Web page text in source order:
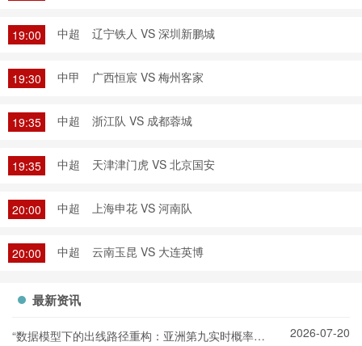
19:00 中超 辽宁铁人 VS 深圳新鹏城
19:30 中甲 广西恒宸 VS 梅州客家
19:35 中超 浙江队 VS 成都蓉城
19:35 中超 天津津门虎 VS 北京国安
20:00 中超 上海申花 VS 河南队
20:00 中超 云南玉昆 VS 大连英博
最新资讯
“数据模型下的出线路径重构：亚洲第九实时概率推
2026-07-20